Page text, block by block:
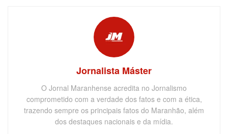
Jornalista Máster
O Jornal Maranhense acredita no Jornalismo
comprometido com a verdade dos fatos e com a ética,
trazendo sempre os principais fatos do Maranhão, além
dos destaques nacionais e da mídia.